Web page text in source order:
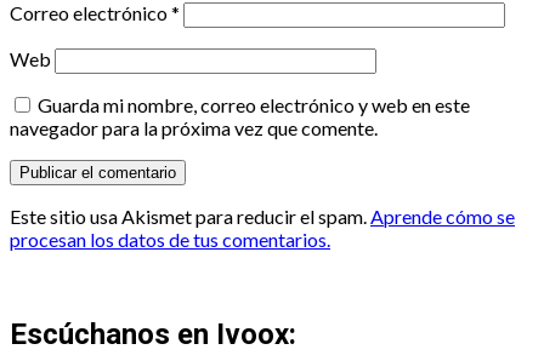
Correo electrónico*
Web
Guarda mi nombre, correo electrónico y web en este
navegador para la próxima vez que comente.
Este sitio usa Akismet para reducir el spam.Aprende cómo se
procesan los datos de tus comentarios.
Escúchanos en Ivoox: